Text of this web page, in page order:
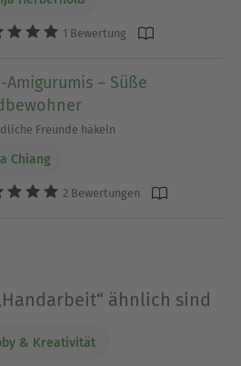
1 Bewertung
Amigurumis – Süße
Freunde häkeln
Chiang
2 Bewertungen
ähnlich sind
& Kreativität